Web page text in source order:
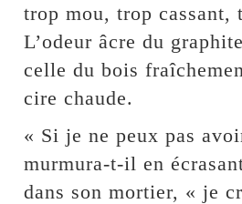
trop mou, trop cassant,
L’odeur âcre du
celle du bois
cire chaude.
« Si je ne peux pas
murmura-t-il en
dans son mortier, « je